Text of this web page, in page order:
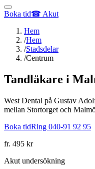
Boka tid☎ Akut
Hem
/Hem
/Stadsdelar
/Centrum
Tandläkare i
West Dental på Gustav
mellan Stortorget och
Boka tidRing 040-91 92 95
fr. 495 kr
Akut undersökning